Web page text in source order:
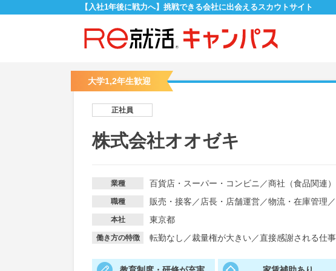
【入社1年後に戦力へ】挑戦できる会社に出会えるスカウトサイト
大学1,2年生歓迎
正社員
株式会社オオゼキ
業種 百貨店・スーパー・コンビニ ／商社（食品関連）
職種 販売・接客 ／ 店長・店舗運営／物流・在庫管理 ／
本社 東京都
働き方の特徴 転勤なし ／裁量権が大きい／直接感謝される仕事